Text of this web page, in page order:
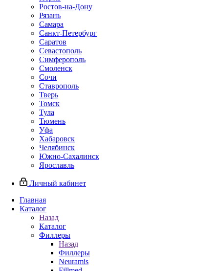
Ростов-на-Дону
Рязань
Самара
Санкт-Петербург
Саратов
Севастополь
Симферополь
Смоленск
Сочи
Ставрополь
Тверь
Томск
Тула
Тюмень
Уфа
Хабаровск
Челябинск
Южно-Сахалинск
Ярославль
Личный кабинет
Главная
Каталог
Назад
Каталог
Филлеры
Назад
Филлеры
Neuramis